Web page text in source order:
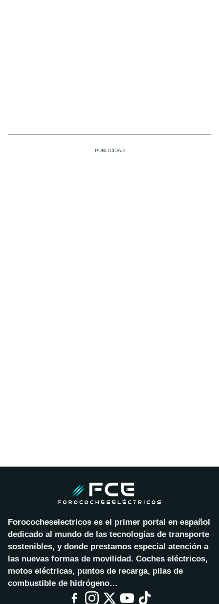
Forococheselectricos es el primer portal en español
dedicado al mundo de las tecnologías de transporte
sostenibles, y donde prestamos especial atención a
las nuevas formas de movilidad. Coches eléctricos,
motos eléctricas, puntos de recarga, pilas de
combustible de hidrógeno…